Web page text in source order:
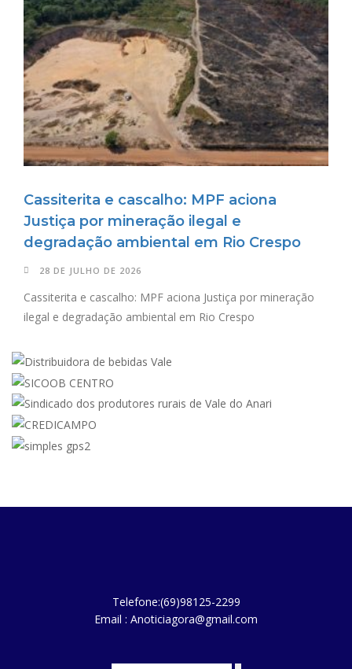
Cassiterita e cascalho: MPF aciona
Justiça por mineração ilegal e
degradação ambiental em Rio Crespo
28 DE JULHO DE 2026
Cassiterita e cascalho: MPF aciona Justiça por mineração
ilegal e degradação ambiental em Rio Crespo
Telefone:(69)98125-2299
Email : Anoticiagora@gmail.com